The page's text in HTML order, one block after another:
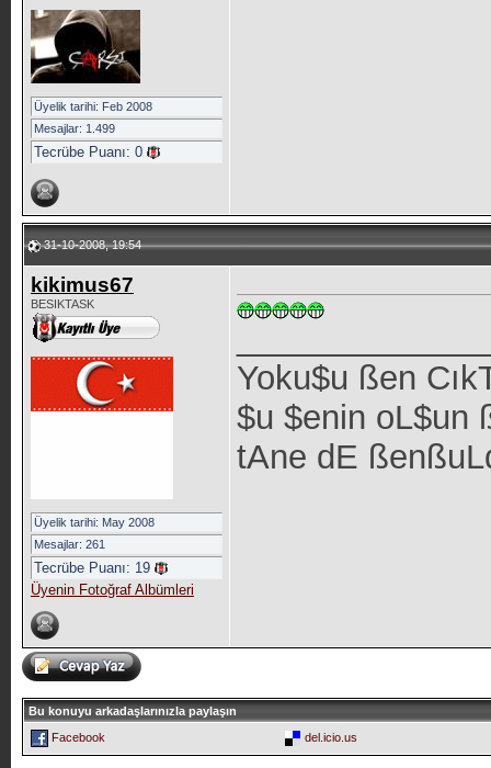
Üyelik tarihi: Feb 2008
Mesajlar: 1.499
Tecrübe Puanı: 0
31-10-2008, 19:54
kikimus67
BESIKTASK
Üyelik tarihi: May 2008
Mesajlar: 261
Tecrübe Puanı: 19
Üyenin Fotoğraf Albümleri
Yoku$u ßen
$u $enin oL$un
tAne dE
Bu konuyu arkadaşlarınızla paylaşın
Facebook
del.icio.us